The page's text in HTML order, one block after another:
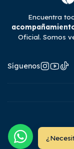
Encuentra
Oficial. Somos
Síguenos